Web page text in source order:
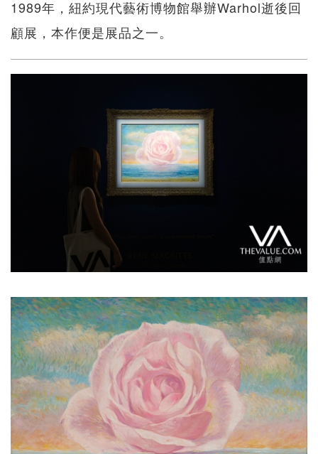
1989年，紐約現代藝術博物館舉辦Warhol逝後回
顧展，本作便是展品之一。